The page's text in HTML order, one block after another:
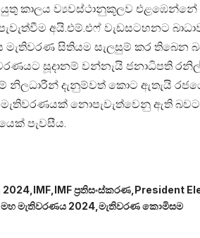
කාලය ව්‍යවස්ථානුකූලව එළඹෙන්නේ
අයි.එම්.එෆ් වැඩසටහනට
මැතිවරණ සිතියම සැලසුම් කර තිබෙන
සූදානම් වන්නැයි ජනාධිපති
දැනුම්වත් කොට ඇතැයි
නොපැවැත්වෙනු ඇති බවට
පැවසීය.
2024 IMF IMF ප්‍රතිසංස්කරණ President
මහ මැතිවරණය 2024 මැතිවරණ කොමිසම